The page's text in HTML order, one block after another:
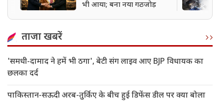
भी आया; बना नया गठजोड़
ताजा खबरें
'समधी-दामाद ने हमें भी ठगा', बेटी संग लाइव आए BJP विधायक का
छलका दर्द
पाकिस्तान-सऊदी अरब-तुर्किए के बीच हुई डिफेंस डील पर क्या बोला